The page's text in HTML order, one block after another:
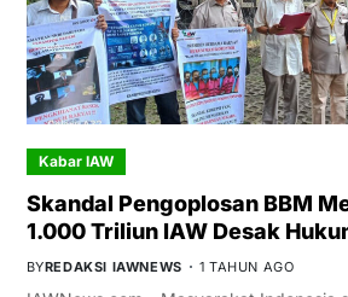
Kabar IAW
Skandal Pengoplosan BBM
1.000 Triliun IAW Desak
BYREDAKSI IAWNEWS 1 TAHUN AGO